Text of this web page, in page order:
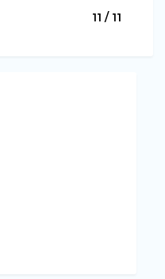
11 / 11